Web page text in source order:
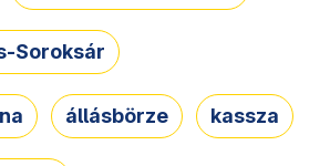
Soroksár
állásbörze kassza